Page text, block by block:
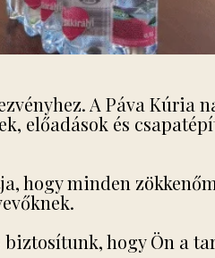
A Páva Kúria
előadások és
hogy minden
biztosítunk, hogy Ön a